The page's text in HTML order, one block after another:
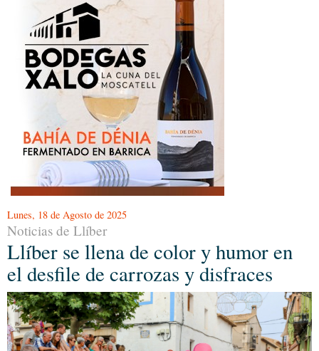
Lunes, 18 de Agosto de 2025
Noticias de Llíber
Llíber se llena de color y humor en
el desfile de carrozas y disfraces